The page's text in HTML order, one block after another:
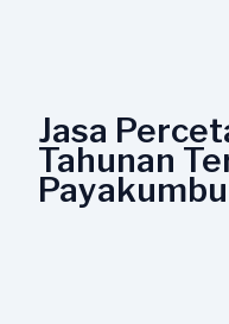
Jasa
Tahunan